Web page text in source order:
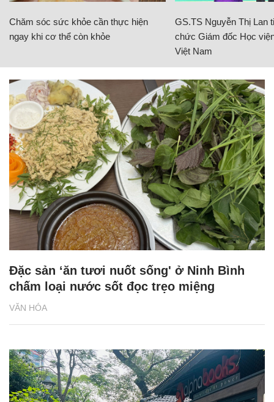
Chăm sóc sức khỏe cần thực hiện
ngay khi cơ thể còn khỏe
GS.TS Nguyễn Thị Lan
chức Giám đốc Học
Việt Nam
VĂN HÓA
Đặc sản ‘ăn tươi nuốt sống' ở Ninh Bình
chấm loại nước sốt đọc trẹo miệng